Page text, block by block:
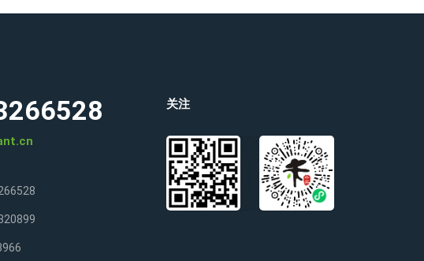
关注